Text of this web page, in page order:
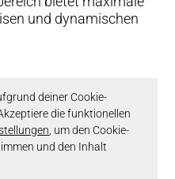
und dynamischen
deiner Cookie-
die funktionellen
, um den Cookie-
und den Inhalt